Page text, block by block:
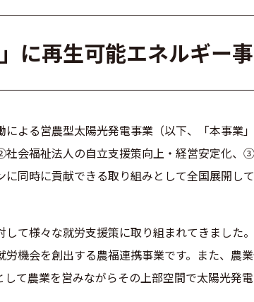
に再生可能エネルギー
よる営農型太陽光発電事業（以下、「本事業
会福祉法人の自立支援策向上・経営安定化
同時に貢献できる取り組みとして全国展開して
て様々な就労支援策に取り組まれてきました。
機会を創出する農福連携事業です。また、農
て農業を営みながらその上部空間で太陽光発